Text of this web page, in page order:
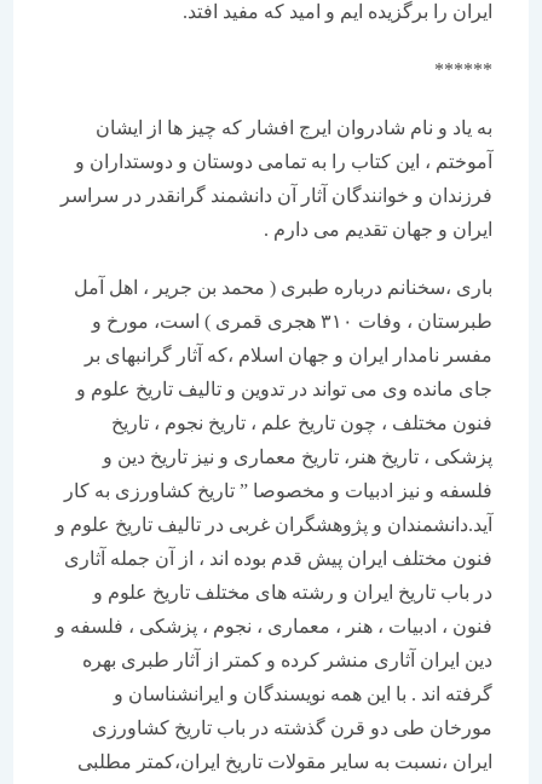
ایران را برگزیده ایم و امید که مفید افتد.
******
به یاد و نام شادروان ایرج افشار که چیز ها از ایشان
آموختم ، این کتاب را به تمامی دوستان و دوستداران و
فرزندان و خوانندگان آثار آن دانشمند گرانقدر در سراسر
ایران و جهان تقدیم می دارم .
باری ،سخنانم درباره طبری ( محمد بن جریر ، اهل آمل
طبرستان ، وفات ۳۱۰ هجری قمری ) است، مورخ و
مفسر نامدار ایران و جهان اسلام ،که آثار گرانبهای بر
جای مانده وی می تواند در تدوین و تالیف تاریخ علوم و
فنون مختلف ، چون تاریخ علم ، تاریخ نجوم ، تاریخ
پزشکی ، تاریخ هنر، تاریخ معماری و نیز تاریخ دین و
فلسفه و نیز ادبیات و مخصوصا ” تاریخ کشاورزی به کار
آید.دانشمندان و پژوهشگران غربی در تالیف تاریخ علوم و
فنون مختلف ایران پیش قدم بوده اند ، از آن جمله آثاری
در باب تاریخ ایران و رشته های مختلف تاریخ علوم و
فنون ، ادبیات ، هنر ، معماری ، نجوم ، پزشکی ، فلسفه و
دین ایران آثاری منشر کرده و کمتر از آثار طبری بهره
گرفته اند . با این همه نویسندگان و ایرانشناسان و
مورخان طی دو قرن گذشته در باب تاریخ کشاورزی
ایران ،نسبت به سایر مقولات تاریخ ایران،کمتر مطلبی